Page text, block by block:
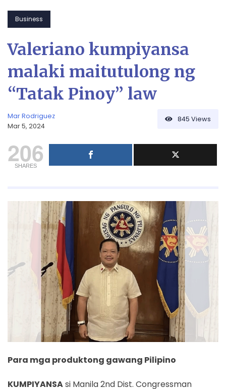
Business
Valeriano kumpiyansa
malaki maitutulong ng
“Tatak Pinoy” law
Mar Rodriguez
Mar 5, 2024
845 Views
206
SHARES
Para mga produktong gawang Pilipino
KUMPIYANSAsi Manila 2nd Dist. Congressman